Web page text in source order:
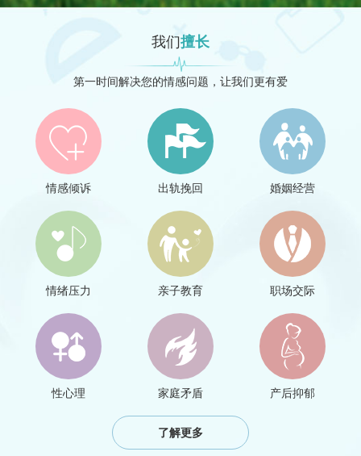
我们擅长
第一时间解决您的情感问题，让我们更有爱
情感倾诉 出轨挽回 婚姻经营
情绪压力 亲子教育 职场交际
性心理 家庭矛盾 产后抑郁
了解更多